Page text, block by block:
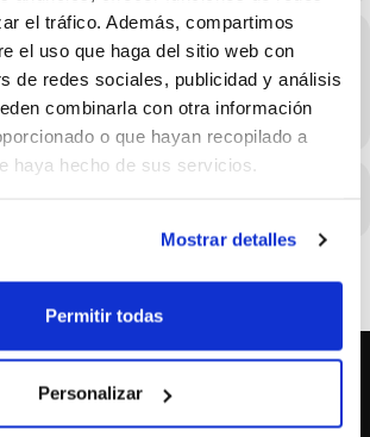
el tráfico. Además, compartimos
el uso que haga del sitio web con
de redes sociales, publicidad y análisis
combinarla con otra información
o que hayan recopilado a
haya hecho de sus servicios.
Mostrar detalles
Permitir todas
Personalizar
el horario en los detalles del evento